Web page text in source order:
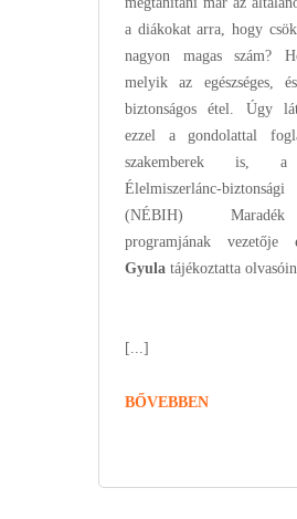
a diákokat arra, hogy
nagyon magas szám?
melyik az egészséges,
biztonságos étel. Úgy
ezzel a gondolattal
szakemberek is, a
Élelmiszerlánc-
(NÉBIH)
programjának vezetője
Gyula tájékoztatta
[...]
BŐVEBBEN